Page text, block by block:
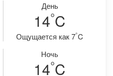
День
14°C
Ощущается как 7°C
Ночь
14°C